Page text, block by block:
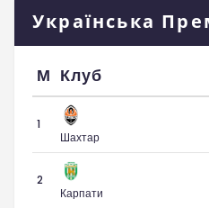
Українська
М Клуб
1
Шахтар
2
Карпати